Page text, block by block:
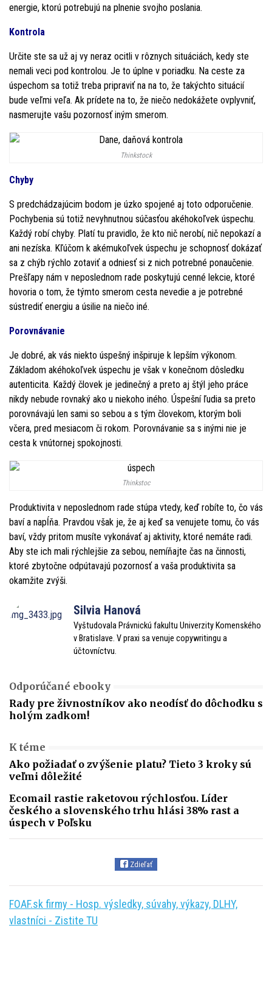
energie, ktorú potrebujú na plnenie svojho poslania.
Kontrola
Určite ste sa už aj vy neraz ocitli v rôznych situáciách, kedy ste
nemali veci pod kontrolou. Je to úplne v poriadku. Na ceste za
úspechom sa totiž treba pripraviť na na to, že takýchto situácií
bude veľmi veľa. Ak prídete na to, že niečo nedokážete ovplyvniť,
nasmerujte vašu pozornosť iným smerom.
Thinkstock
Chyby
S predchádzajúcim bodom je úzko spojené aj toto odporučenie.
Pochybenia sú totiž nevyhnutnou súčasťou akéhokoľvek úspechu.
Každý robí chyby. Platí tu pravidlo, že kto nič nerobí, nič nepokazí a
ani nezíska. Kľúčom k akémukoľvek úspechu je schopnosť dokázať
sa z chýb rýchlo zotaviť a odniesť si z nich potrebné ponaučenie.
Prešľapy nám v neposlednom rade poskytujú cenné lekcie, ktoré
hovoria o tom, že týmto smerom cesta nevedie a je potrebné
sústrediť energiu a úsilie na niečo iné.
Porovnávanie
Je dobré, ak vás niekto úspešný inšpiruje k lepším výkonom.
Základom akéhokoľvek úspechu je však v konečnom dôsledku
autenticita. Každý človek je jedinečný a preto aj štýl jeho práce
nikdy nebude rovnaký ako u niekoho iného. Úspešní ľudia sa preto
porovnávajú len sami so sebou a s tým človekom, ktorým boli
včera, pred mesiacom či rokom. Porovnávanie sa s inými nie je
cesta k vnútornej spokojnosti.
Thinkstoc
Produktivita v neposlednom rade stúpa vtedy, keď robíte to, čo vás
baví a napĺňa. Pravdou však je, že aj keď sa venujete tomu, čo vás
baví, vždy pritom musíte vykonávať aj aktivity, ktoré nemáte radi.
Aby ste ich mali rýchlejšie za sebou, nemíňajte čas na činnosti,
ktoré zbytočne odpútavajú pozornosť a vaša produktivita sa
okamžite zvýši.
Silvia Hanová
Vyštudovala Právnickú fakultu Univerzity Komenského
v Bratislave. V praxi sa venuje copywritingu a
účtovníctvu.
Odporúčané ebooky
Rady pre živnostníkov ako neodísť do dôchodku s
holým zadkom!
K téme
Ako požiadať o zvýšenie platu? Tieto 3 kroky sú
veľmi dôležité
Ecomail rastie raketovou rýchlosťou. Líder
českého a slovenského trhu hlási 38% rast a
úspech v Poľsku
Zdieľať
FOAF.sk firmy - Hosp. výsledky, súvahy, výkazy, DLHY,
vlastníci - Zistite TU